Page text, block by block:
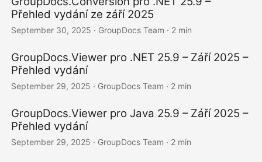
Přehled vydání ze září 2025
September 30, 2025 · GroupDocs Team · 2 min
GroupDocs.Viewer pro .NET 25.9 – Září 2025 –
Přehled vydání
September 29, 2025 · GroupDocs Team · 2 min
GroupDocs.Viewer pro Java 25.9 – Září 2025 –
Přehled vydání
September 29, 2025 · GroupDocs Team · 2 min